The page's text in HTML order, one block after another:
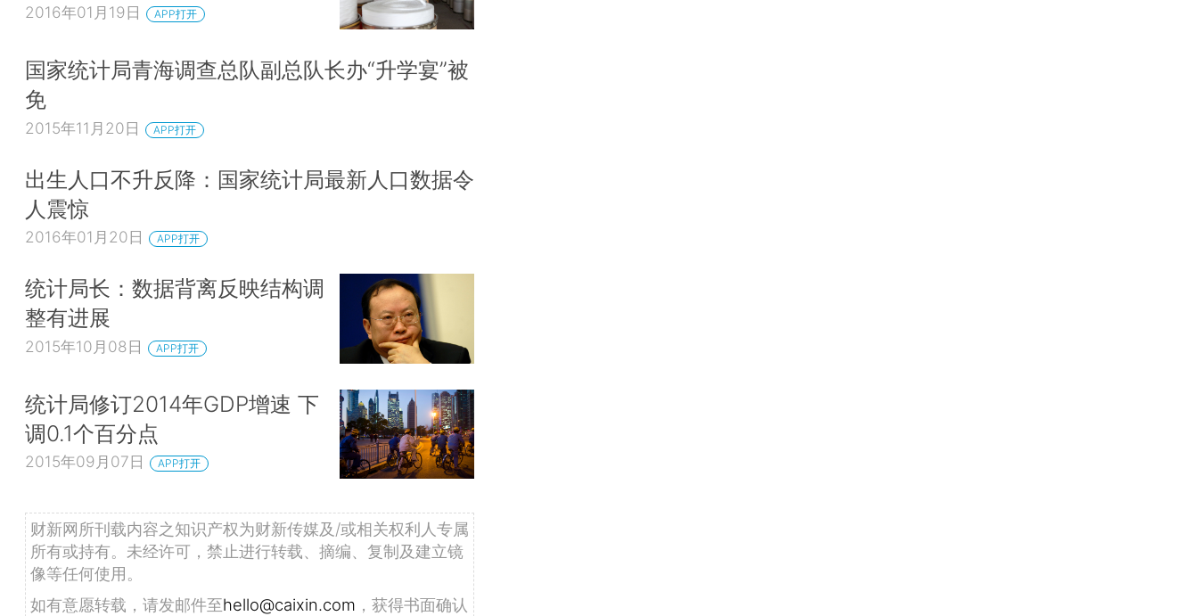
2016年01月19日 APP打开
国家统计局青海调查总队副总队长办“升学宴”被
免
2015年11月20日 APP打开
出生人口不升反降：国家统计局最新人口数据令
人震惊
2016年01月20日 APP打开
统计局长：数据背离反映结构调
整有进展
2015年10月08日 APP打开
统计局修订2014年GDP增速 下
调0.1个百分点
2015年09月07日 APP打开
财新网所刊载内容之知识产权为财新传媒及/或相关权利人专属
所有或持有。未经许可，禁止进行转载、摘编、复制及建立镜
像等任何使用。
如有意愿转载，请发邮件至hello@caixin.com ，获得书面确认